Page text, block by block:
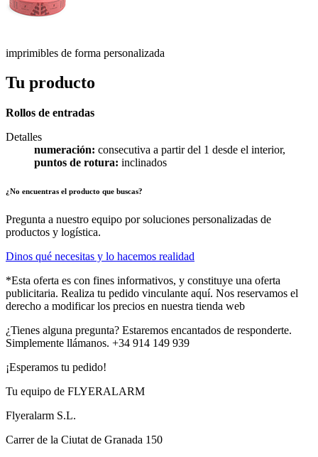
imprimibles de forma personalizada
Tu producto
Rollos de entradas
Detalles
numeración: consecutiva a partir del 1 desde el interior,
puntos de rotura: inclinados
¿No encuentras el producto que buscas?
Pregunta a nuestro equipo por soluciones personalizadas de
productos y logística.
Dinos qué necesitas y lo hacemos realidad
*Esta oferta es con fines informativos, y constituye una oferta
publicitaria. Realiza tu pedido vinculante aquí. Nos reservamos el
derecho a modificar los precios en nuestra tienda web
¿Tienes alguna pregunta? Estaremos encantados de responderte.
Simplemente llámanos. +34 914 149 939
¡Esperamos tu pedido!
Tu equipo de FLYERALARM
Flyeralarm S.L.
Carrer de la Ciutat de Granada 150